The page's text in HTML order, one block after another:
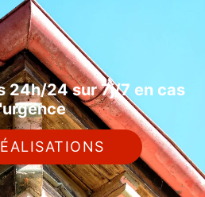
24h/24 sur 7j/7 en cas